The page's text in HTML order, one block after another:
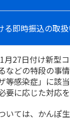
る即時振込の取
27日付け新型
などの特段の事
等感染症」に該
要に応じた対応
いては、かんぽ